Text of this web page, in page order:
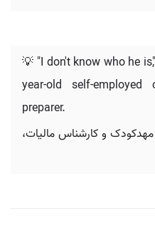
💡 "I don't know who he
year-old self-
preparer.
کارمند مهدکودک و کارشناس مالیات،